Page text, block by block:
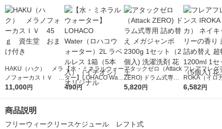
HAKU（ハク） メラ
ノフォーカスＩＶ 4
5ｇ 資生堂 おまけ
11,000円
【水・ミネラルウォー
ター】LOHACO Wate
r（ロハコウォータ
490円
アタックゼロ（Attack
ZERO) ドラム式専用
詰め替え メガジャン
5,820円
フレアフレグ
ROKA（イロ
イキッドリリ
6,582円
商品説明
フリーウィークリースケジュール　レフト式